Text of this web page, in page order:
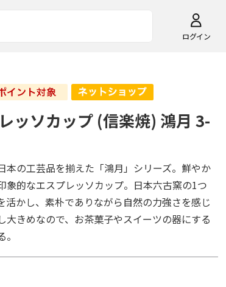
ログイン
ッソカップ (信楽焼) 鴻月 3-
本の工芸品を揃えた「鴻月」シリーズ。鮮やか
象的なエスプレッソカップ。日本六古窯の1つ
活かし、素朴でありながら自然の力強さを感じ
大きめなので、お茶菓子やスイーツの器にする